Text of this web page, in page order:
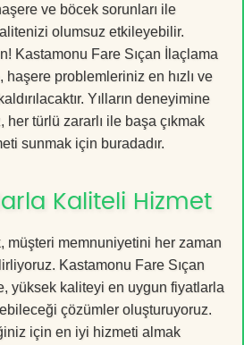
ve böcek sorunları ile
olumsuz etkileyebilir.
Kastamonu Fare Sıçan İlaçlama
problemleriniz en hızlı ve
Yılların deneyimine
türlü zararlı ile başa çıkmak
sunmak için buradadır.
Kaliteli Hizmet
müşteri memnuniyetini her zaman
Kastamonu Fare Sıçan
yüksek kaliteyi en uygun fiyatlarla
çözümler oluşturuyoruz.
için en iyi hizmeti almak